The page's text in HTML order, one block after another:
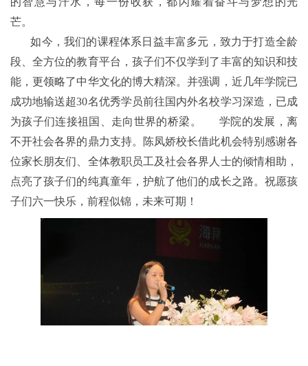
陈凤娇校长代表东方语言学院，向在座的每一位同学致
以最热烈的节日祝福！向百忙之中莅临现场的各位来宾和家
长朋友们，表示诚挚的欢迎和衷心的感谢！她表示，自建校
以来，学院始终秉持“传承中华文化，培育华裔精英”的初
心，在这片热土上播撒中文的种子，浇灌文化的根脉。学院
从最初的几间教室、几十名学生，发展到如今拥有完善的课
程体系和多彩的校园文化，每一步前行，都凝聚着全体师生
的智慧与汗水，每一份收获，都闪耀着奋斗与梦想的光
芒。
如今，我们的课程体系日益丰富多元，致力于打造全龄
能，更领略了中华文化的博大精深。并强调，近几年学院已
为孩子们连接祖国、走向世界的桥梁。 学院的发展，离
不开社会各界的鼎力支持。陈凤娇校长借此机会特别感谢各
位家长朋友们、全体教职员工及社会各界人士的倾情相助，